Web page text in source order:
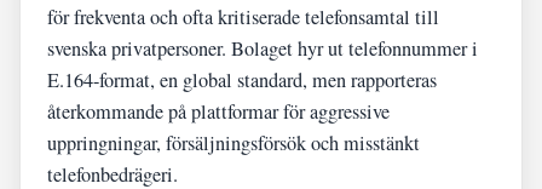
för frekventa och ofta kritiserade telefonsamtal till
svenska privatpersoner. Bolaget hyr ut telefonnummer i
E.164-format, en global standard, men rapporteras
återkommande på plattformar för aggressive
uppringningar, försäljningsförsök och misstänkt
telefonbedrägeri.